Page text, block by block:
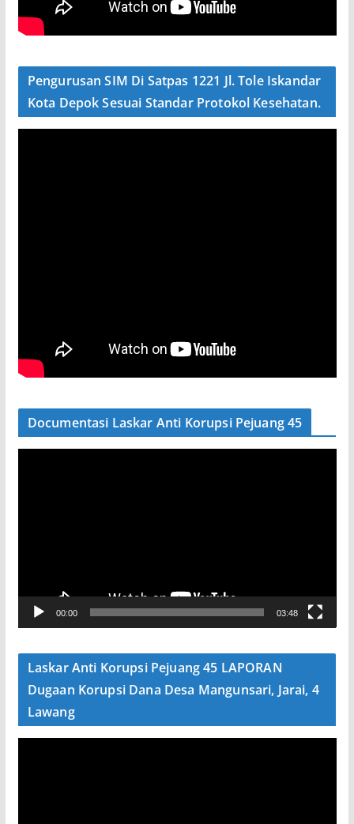
Pengurusan SIM Di Satpas 1221 Jl. Tole Iskandar
Kota Depok Sesuai Standar Protokol Kesehatan.
Documentasi Laskar Anti Korupsi Pejuang 45
V
e
00:00 03:48
Laskar Anti Korupsi Pejuang 45 LAPORAN
Dugaan Korupsi Dana Desa Mangunsari, Jarai, 4
Lawang